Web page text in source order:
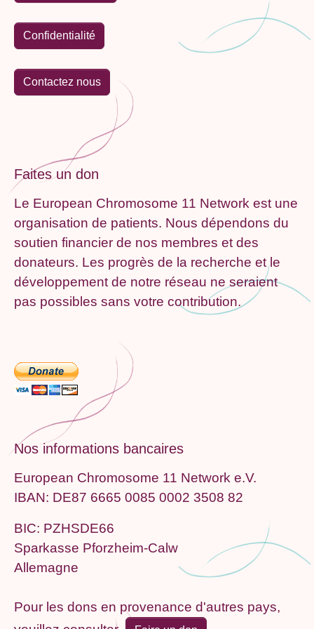
Confidentialité
Contactez nous
Faites un don
Le European Chromosome 11 Network est une
organisation de patients. Nous dépendons du
soutien financier de nos membres et des
donateurs. Les progrès de la recherche et le
développement de notre réseau ne seraient
pas possibles sans votre contribution.
Nos informations bancaires
European Chromosome 11 Network e.V.
IBAN: DE87 6665 0085 0002 3508 82
BIC: PZHSDE66
Sparkasse Pforzheim-Calw
Allemagne
Pour les dons en provenance d'autres pays,